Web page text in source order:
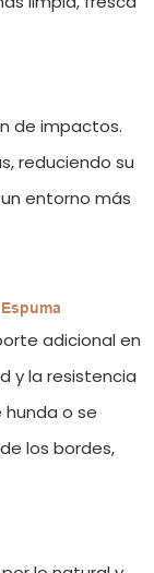
de impactos.
reduciendo su
entorno más
adicional en
y la resistencia
hunda o se
los bordes,